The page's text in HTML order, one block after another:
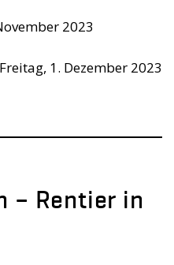
2023
Freitag, 1. Dezember 2023
– Rentier in